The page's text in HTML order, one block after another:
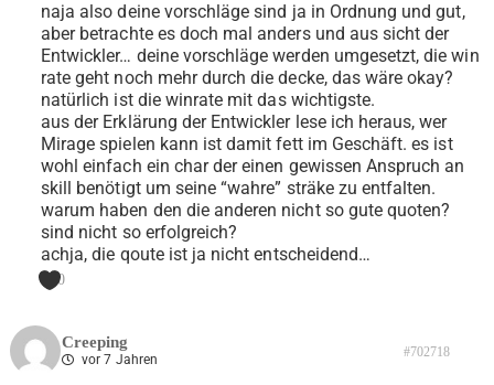
naja also deine vorschläge sind ja in Ordnung und gut,
aber betrachte es doch mal anders und aus sicht der
Entwickler… deine vorschläge werden umgesetzt, die win
rate geht noch mehr durch die decke, das wäre okay?
natürlich ist die winrate mit das wichtigste.
aus der Erklärung der Entwickler lese ich heraus, wer
Mirage spielen kann ist damit fett im Geschäft. es ist
wohl einfach ein char der einen gewissen Anspruch an
skill benötigt um seine “wahre” sträke zu entfalten.
warum haben den die anderen nicht so gute quoten?
sind nicht so erfolgreich?
achja, die qoute ist ja nicht entscheidend…
0
Creeping
vor 7 Jahren #702718